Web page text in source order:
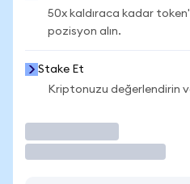
50x kaldıraca kadar
pozisyon alın.
Stake Et
Kriptonuzu değerlendirin